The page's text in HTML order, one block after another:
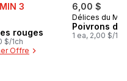
3
rouges
$/1ch
Offre
6,00 $
Délices du
Poivrons de
1 ea, 2,00 $/1ch